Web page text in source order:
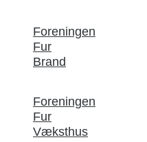
Foreningen
Fur
Brand
Foreningen
Fur
Væksthus